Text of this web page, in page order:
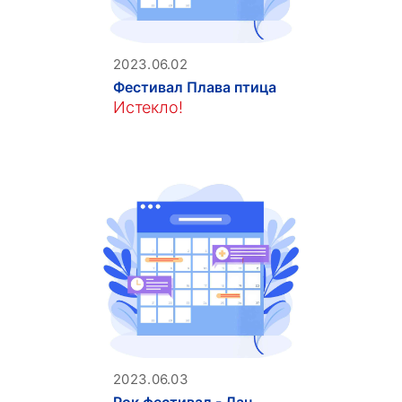
2023.06.02
Фестивал Плава птица
Истекло!
2023.06.03